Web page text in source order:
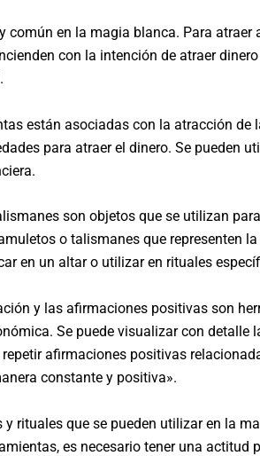
común en la magia blanca. Para
con la intención de atraer
están asociadas con la atracción
para atraer el dinero. Se pueden
son objetos que se utilizan
o talismanes que representen
en un altar o utilizar en rituales
y las afirmaciones positivas son
Se puede visualizar con
afirmaciones positivas
constante y positiva».
rituales que se pueden utilizar en la
es necesario tener una